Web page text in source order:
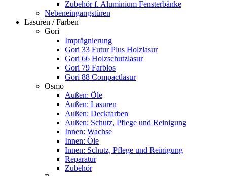
Zubehör f. Aluminium Fensterbänke
Nebeneingangstüren
Lasuren / Farben
Gori
Imprägnierung
Gori 33 Futur Plus Holzlasur
Gori 66 Holzschutzlasur
Gori 79 Farblos
Gori 88 Compactlasur
Osmo
Außen: Öle
Außen: Lasuren
Außen: Deckfarben
Außen: Schutz, Pflege und Reinigung
Innen: Wachse
Innen: Öle
Innen: Schutz, Pflege und Reinigung
Reparatur
Zubehör